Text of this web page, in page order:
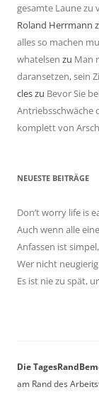
gesamte Laune zu
Roland Herrmann
alles so machen
whatelsen zu Man
daransetzen, sein
cleszu Bevor Sie
Antriebsschwäche
komplett von
NEUESTE BEITRÄGE
Don’t worry life is
Auch wenn alle
Anfassen ist
Wer nicht
Es ist nie zu spät,
Die
am Rand des